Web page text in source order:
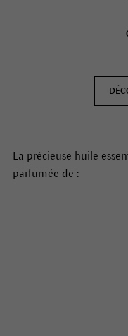
La précieuse huile
parfumée de :